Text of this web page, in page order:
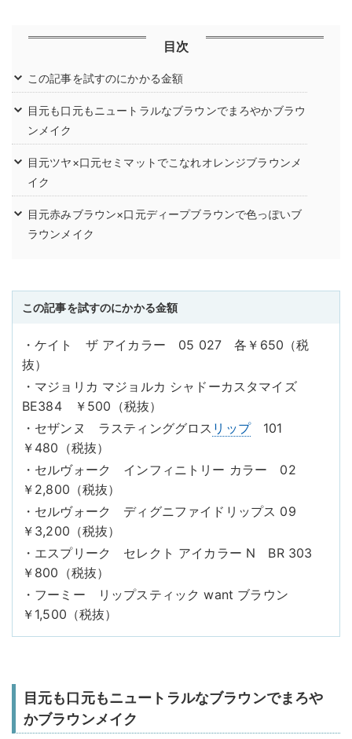
目次
この記事を試すのにかかる金額
目元も口元もニュートラルなブラウンでまろやかブラウ
ンメイク
目元ツヤ×口元セミマットでこなれオレンジブラウンメ
イク
目元赤みブラウン×口元ディープブラウンで色っぽいブ
ラウンメイク
この記事を試すのにかかる金額
・ケイト ザ アイカラー 05 027 各￥650（税
抜）
・マジョリカ マジョルカ シャドーカスタマイズ
BE384 ￥500（税抜）
・セザンヌ ラスティンググロス リップ101
￥480（税抜）
・セルヴォーク インフィニトリー カラー 02
￥2,800（税抜）
・セルヴォーク ディグニファイドリップス 09
￥3,200（税抜）
・エスプリーク セレクト アイカラー N BR 303
￥800（税抜）
・フーミー リップスティック want ブラウン
￥1,500（税抜）
目元も口元もニュートラルなブラウンでまろや
かブラウンメイク